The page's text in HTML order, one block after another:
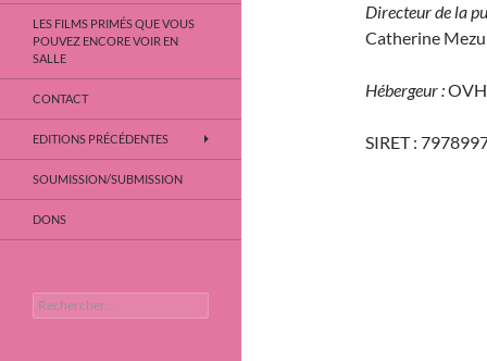
Directeur de la
Catherine
Hébergeur :OVH
SIRET :
LES FILMS PRIMÉS QUE VOUS
POUVEZ ENCORE VOIR EN
SALLE
CONTACT
EDITIONS PRÉCÉDENTES
SOUMISSION/SUBMISSION
DONS
Rechercher :